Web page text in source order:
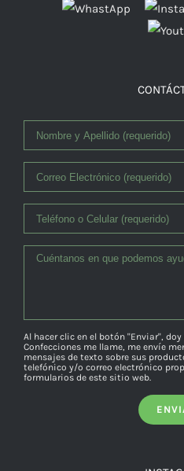
Al hacer clic en el botón "Enviar",
Confecciones me llame, me envíe
mensajes de texto sobre sus
telefónico y/o correo electrónico
formularios de este sitio web.